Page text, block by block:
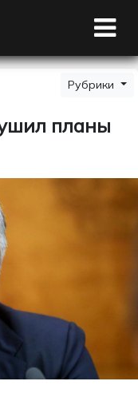
Рубрики
планы